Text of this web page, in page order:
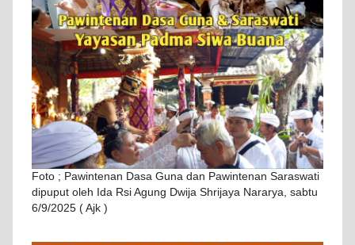
Foto ; Pawintenan Dasa Guna dan Pawintenan Saraswati
dipuput oleh Ida Rsi Agung Dwija Shrijaya Nararya, sabtu
6/9/2025 ( Ajk )